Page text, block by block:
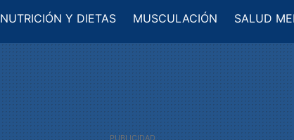
NUTRICIÓN Y DIETAS MUSCULACIÓN
SALUD